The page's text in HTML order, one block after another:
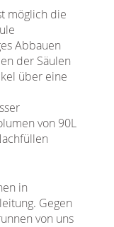
möglich die
Abbauen
der Säulen
über eine
von 90L
in
Gegen
von uns